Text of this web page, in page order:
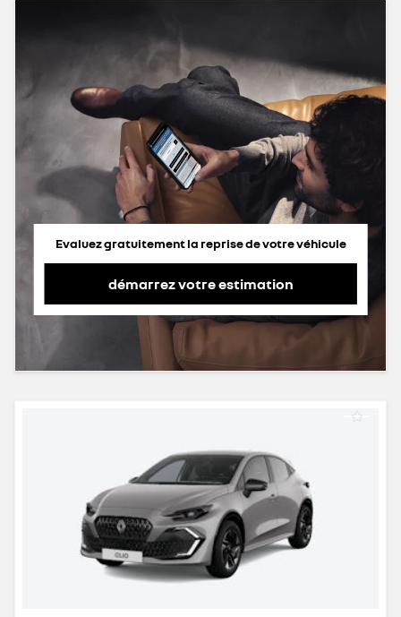
Evaluez gratuitement la reprise de votre véhicule
démarrez votre estimation